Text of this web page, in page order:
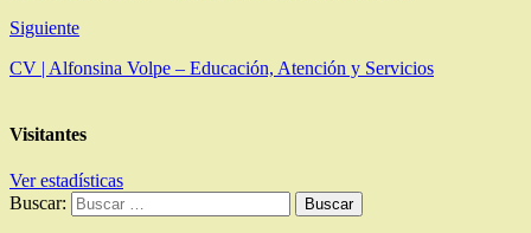
Siguiente
CV | Alfonsina Volpe – Educación, Atención y Servicios
Visitantes
Ver estadísticas
Buscar: